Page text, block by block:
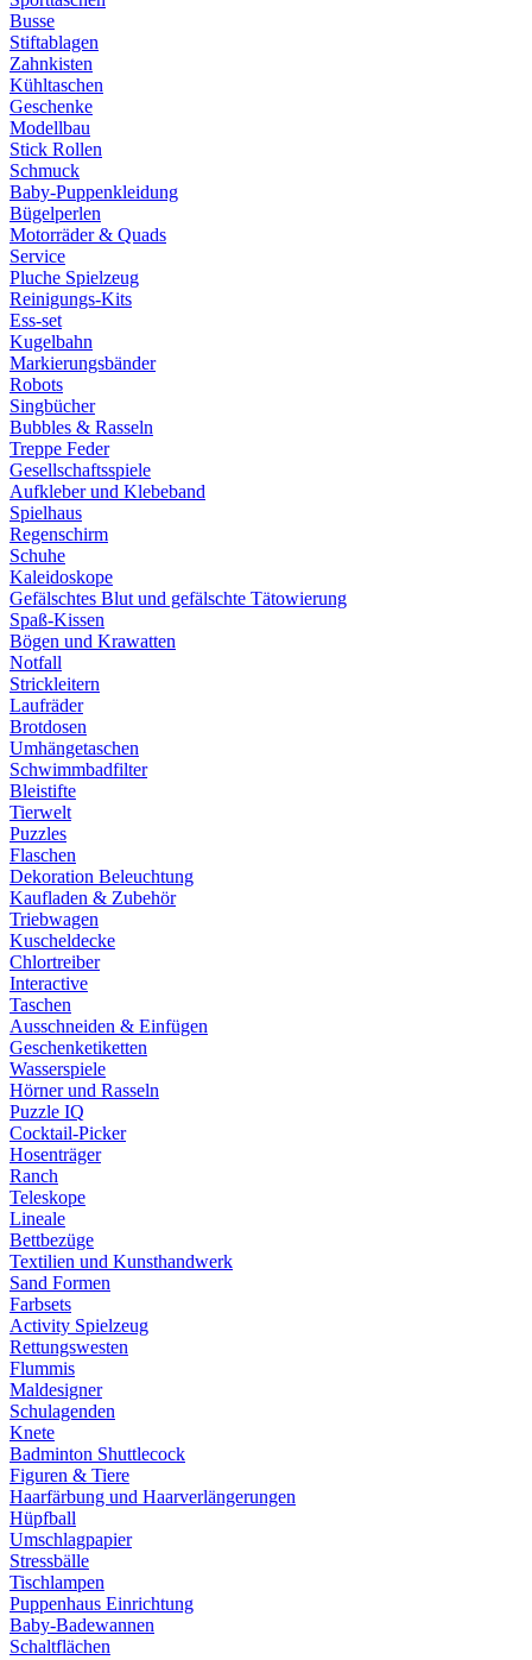
Busse
Stiftablagen
Zahnkisten
Kühltaschen
Geschenke
Modellbau
Stick Rollen
Schmuck
Baby-Puppenkleidung
Bügelperlen
Motorräder & Quads
Service
Pluche Spielzeug
Reinigungs-Kits
Ess-set
Kugelbahn
Markierungsbänder
Robots
Singbücher
Bubbles & Rasseln
Treppe Feder
Gesellschaftsspiele
Aufkleber und Klebeband
Spielhaus
Regenschirm
Schuhe
Kaleidoskope
Gefälschtes Blut und gefälschte Tätowierung
Spaß-Kissen
Bögen und Krawatten
Notfall
Strickleitern
Laufräder
Brotdosen
Umhängetaschen
Schwimmbadfilter
Bleistifte
Tierwelt
Puzzles
Flaschen
Dekoration Beleuchtung
Kaufladen & Zubehör
Triebwagen
Kuscheldecke
Chlortreiber
Interactive
Taschen
Ausschneiden & Einfügen
Geschenketiketten
Wasserspiele
Hörner und Rasseln
Puzzle IQ
Cocktail-Picker
Hosenträger
Ranch
Teleskope
Lineale
Bettbezüge
Textilien und Kunsthandwerk
Sand Formen
Farbsets
Activity Spielzeug
Rettungswesten
Flummis
Maldesigner
Schulagenden
Knete
Badminton Shuttlecock
Figuren & Tiere
Haarfärbung und Haarverlängerungen
Hüpfball
Umschlagpapier
Stressbälle
Tischlampen
Puppenhaus Einrichtung
Baby-Badewannen
Schaltflächen